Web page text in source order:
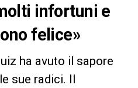
infortuni e
felice»
ha avuto il sapore
sue radici. Il